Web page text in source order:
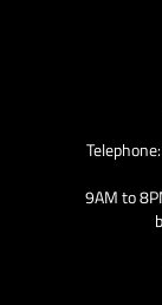
9AM to